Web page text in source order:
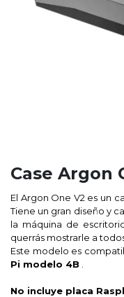
Case Argon
El Argon One V2 es un
Tiene un gran diseño y
la máquina de
querrás mostrarle a
Este modelo es
Pi modelo 4B
No incluye placa